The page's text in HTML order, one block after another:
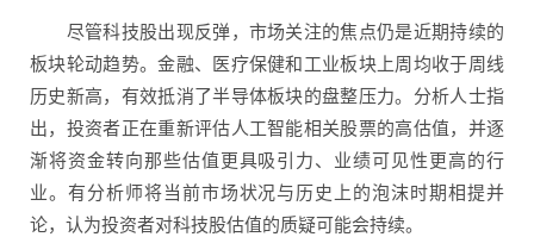
尽管科技股出现反弹，市场关注的焦点仍是近期持续的
板块轮动趋势。金融、医疗保健和工业板块上周均收于周线
历史新高，有效抵消了半导体板块的盘整压力。分析人士指
出，投资者正在重新评估人工智能相关股票的高估值，并逐
渐将资金转向那些估值更具吸引力、业绩可见性更高的行
业。有分析师将当前市场状况与历史上的泡沫时期相提并
论，认为投资者对科技股估值的质疑可能会持续。